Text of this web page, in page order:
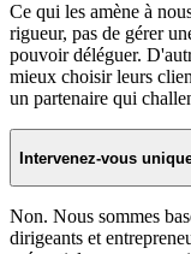
Ce qui les amène à
rigueur, pas de gérer
pouvoir déléguer.
mieux choisir leurs
un partenaire qui
Intervenez-vous
Non. Nous sommes
dirigeants et